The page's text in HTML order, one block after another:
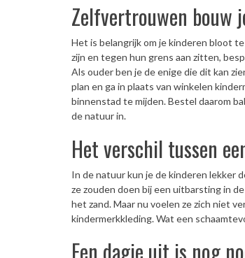
Zelfvertrouwen bouw
Het is belangrijk om je kinderen bloot
zijn en tegen hun grens aan zitten,
Als ouder ben je de enige die dit kan
plan en ga in plaats van winkelen
binnenstad te mijden. Bestel daarom
de natuur in.
Het verschil tussen
In de natuur kun je de kinderen lekker
ze zouden doen bij een uitbarsting in
het zand. Maar nu voelen ze zich niet
kindermerkkleding. Wat een
Een dagje uit is nog